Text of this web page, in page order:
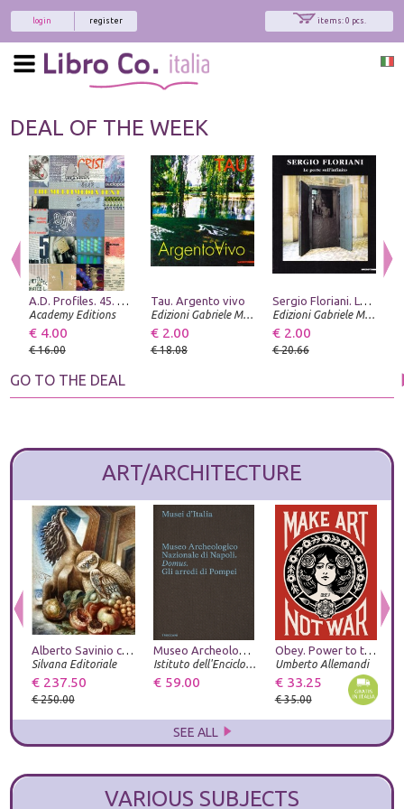
items: 0 pcs.
register
login
DEAL OF THE WEEK
A.D. Profiles. 45. The Multimedia Text
Academy Editions
€ 4.00
€ 16.00
Tau. Argento vivo
Edizioni Gabriele Mazzotta
€ 2.00
€ 18.08
Sergio Floriani. Le porte sull'infinto
Edizioni Gabriele Mazzotta
€ 2.00
€ 20.66
GO TO THE DEAL
ART/ARCHITECTURE
Alberto Savinio catalogo ragionato
Silvana Editoriale
€ 237.50
€ 250.00
Museo Archeologico Nazionale di Napoli. Domus. Gli arredi di Pompei
Istituto dell'Enciclopedia Italiana
€ 59.00
Obey. Power to the peaceful. Ediz. italiana
Umberto Allemandi
€ 33.25
€ 35.00
SEE ALL
VARIOUS SUBJECTS